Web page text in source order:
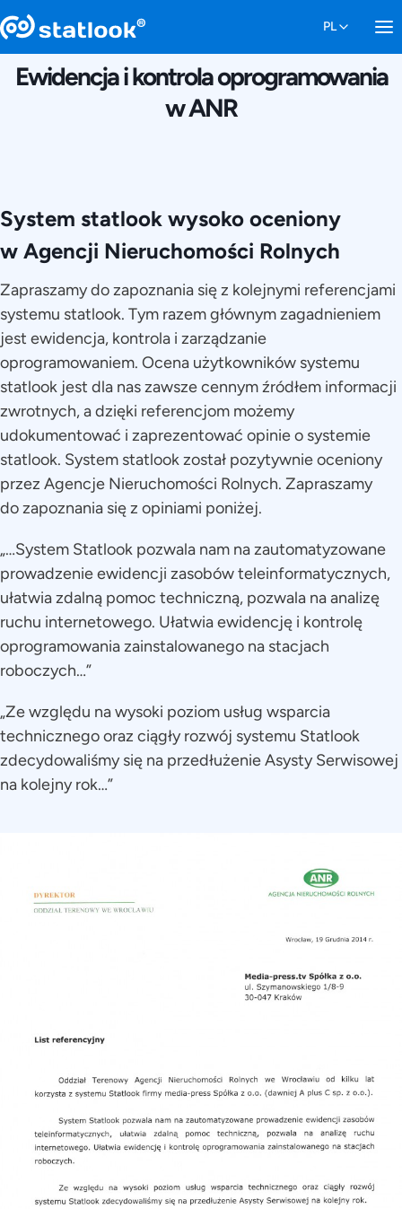
1 PAŹDZIERNIKA 2015
Ewidencja i kontrola oprogramowania
w ANR
System statlook wysoko oceniony
w Agencji Nieruchomości Rolnych
Zapraszamy do zapoznania się z kolejnymi referencjami
systemu statlook. Tym razem głównym zagadnieniem
jest ewidencja, kontrola i zarządzanie
oprogramowaniem. Ocena użytkowników systemu
statlook jest dla nas zawsze cennym źródłem informacji
zwrotnych, a dzięki referencjom możemy
udokumentować i zaprezentować opinie o systemie
statlook. System statlook został pozytywnie oceniony
przez Agencje Nieruchomości Rolnych. Zapraszamy
do zapoznania się z opiniami poniżej.
„…System Statlook pozwala nam na zautomatyzowane
prowadzenie ewidencji zasobów teleinformatycznych,
ułatwia zdalną pomoc techniczną, pozwala na analizę
ruchu internetowego. Ułatwia ewidencję i kontrolę
oprogramowania zainstalowanego na stacjach
roboczych…”
„Ze względu na wysoki poziom usług wsparcia
technicznego oraz ciągły rozwój systemu Statlook
zdecydowaliśmy się na przedłużenie Asysty Serwisowej
na kolejny rok…”